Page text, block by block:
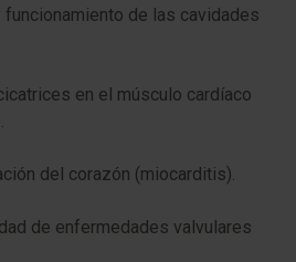
funcionamiento de las cavidades
en el músculo cardíaco
del corazón (miocarditis).
de enfermedades valvulares